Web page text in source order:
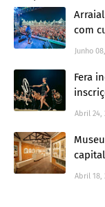
com
Junho
Fera
Abril 24,
capital
Abril 18,